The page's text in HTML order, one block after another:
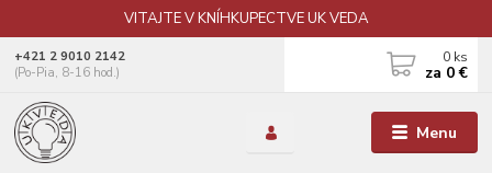
VITAJTE V KNÍHKUPECTVE UK VEDA
Menu
+421 2 9010 2142
(Po-Pia, 8-16 hod.)
0 ks
za 0 €